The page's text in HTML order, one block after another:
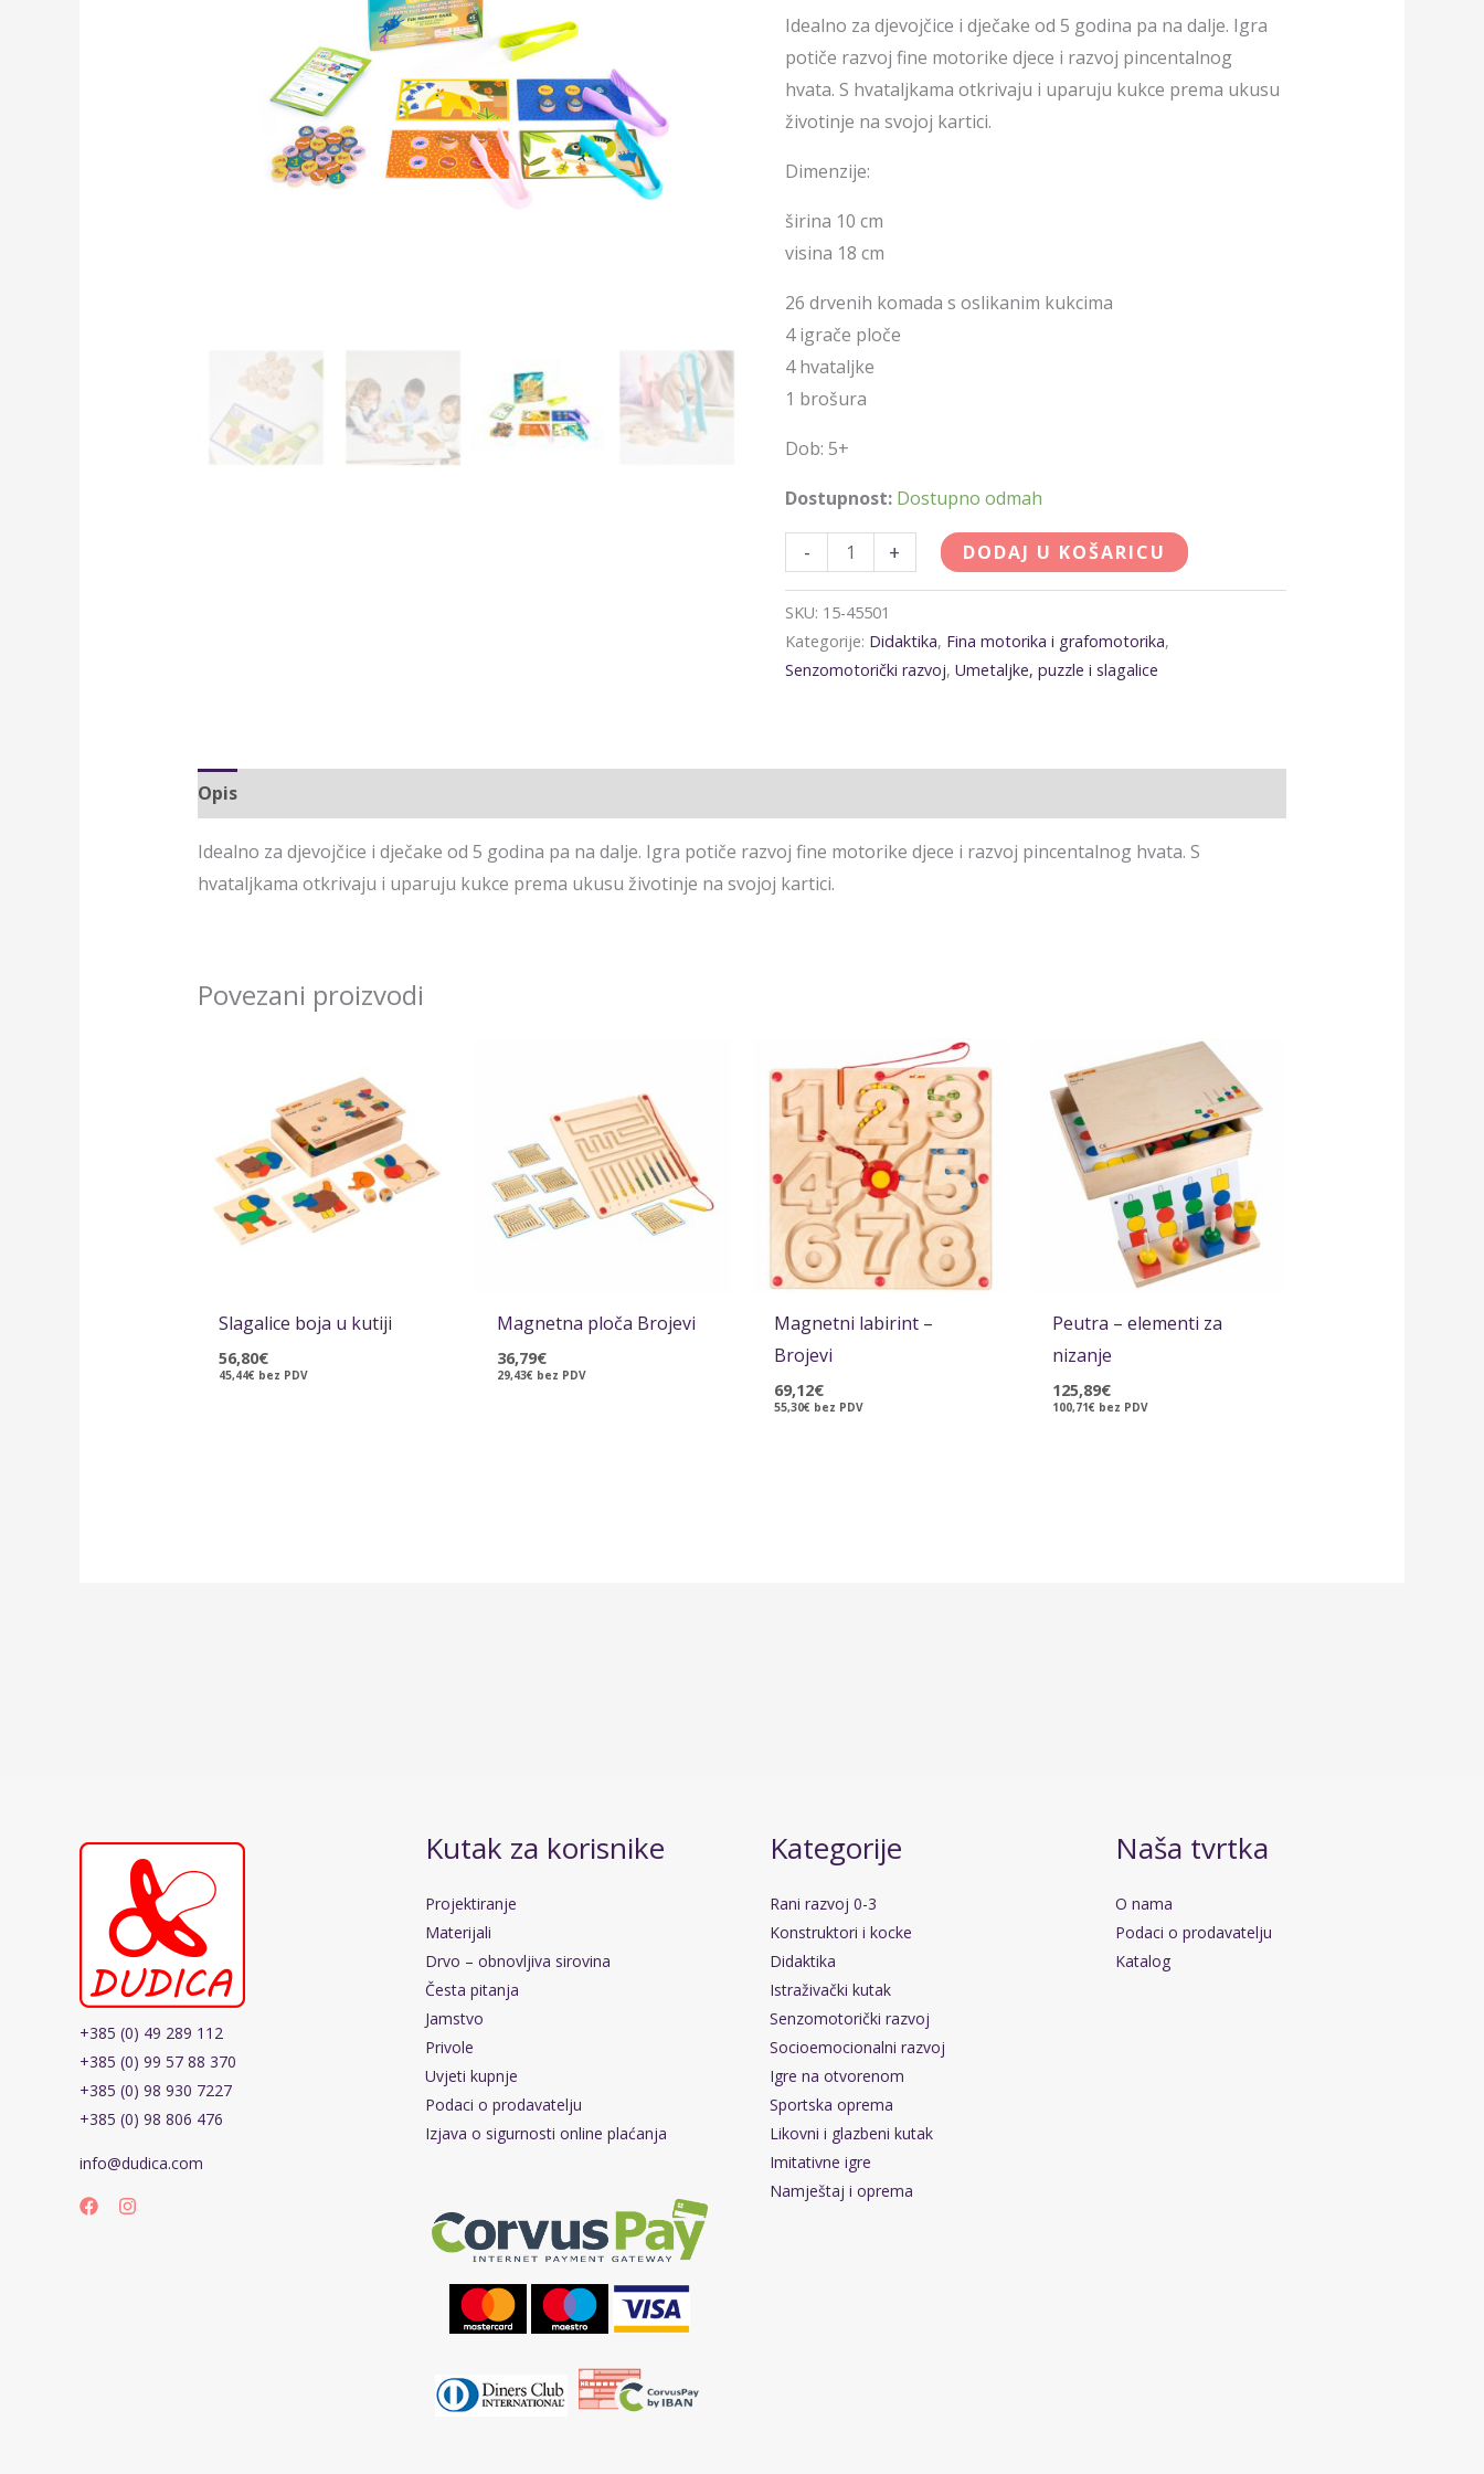
Idealno za djevojčice i dječake od 5 godina pa na dalje. Igra
potiče razvoj fine motorike djece i razvoj pincentalnog
hvata. S hvataljkama otkrivaju i uparuju kukce prema ukusu
životinje na svojoj kartici.
Dimenzije:
širina 10 cm
visina 18 cm
26 drvenih komada s oslikanim kukcima
4 igrače ploče
4 hvataljke
1 brošura
Dob: 5+
Dostupnost: Dostupno odmah
- + DODAJ U KOŠARICU
SKU: 15-45501
Kategorije: Didaktika, Fina motorika i grafomotorika,
Senzomotorički razvoj,Umetaljke, puzzle i slagalice
Opis
Idealno za djevojčice i dječake od 5 godina pa na dalje. Igra potiče razvoj fine motorike djece i razvoj pincentalnog hvata. S
hvataljkama otkrivaju i uparuju kukce prema ukusu životinje na svojoj kartici.
Povezani proizvodi
Slagalice boja u kutiji
56,80€
45,44€ bez PDV
Magnetna ploča Brojevi
36,79€
29,43€ bez PDV
Magnetni labirint –
Brojevi
69,12€
55,30€ bez PDV
Peutra – elementi za
nizanje
125,89€
100,71€ bez PDV
+385 (0) 49 289 112
+385 (0) 99 57 88 370
+385 (0) 98 930 7227
+385 (0) 98 806 476
info@dudica.com
Kutak za korisnike
Projektiranje
Materijali
Drvo – obnovljiva sirovina
Česta pitanja
Jamstvo
Privole
Uvjeti kupnje
Podaci o prodavatelju
Izjava o sigurnosti online plaćanja
Kategorije
Rani razvoj 0-3
Konstruktori i kocke
Didaktika
Istraživački kutak
Senzomotorički razvoj
Socioemocionalni razvoj
Igre na otvorenom
Sportska oprema
Likovni i glazbeni kutak
Imitativne igre
Namještaj i oprema
Naša tvrtka
O nama
Podaci o prodavatelju
Katalog